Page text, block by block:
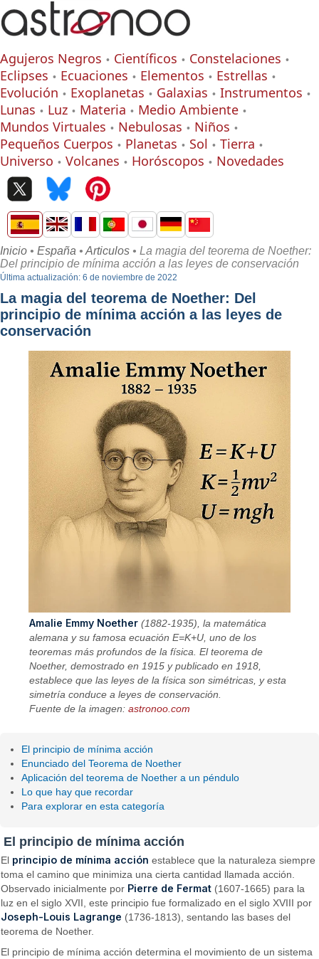
Agujeros Negros Científicos
Constelaciones
Eclipses
Ecuaciones Elementos
Estrellas
Evolución
Exoplanetas Galaxias
Instrumentos
Lunas
Luz Materia
Medio Ambiente
Mundos Virtuales
Nebulosas
Niños
Pequeños Cuerpos
Planetas Sol
Tierra
Universo
Volcanes Horóscopos Novedades
Inicio • España • Articulos • La magia del teorema de Noether:
Del principio de mínima acción a las leyes de conservación
Última actualización: 6 de noviembre de 2022
La magia del teorema de Noether: Del
principio de mínima acción a las leyes de
conservación
Amalie Emmy Noether (1882-1935), la matemática
alemana y su famosa ecuación E=K+U, uno de los
teoremas más profundos de la física. El teorema de
Noether, demostrado en 1915 y publicado en 1918,
establece que las leyes de la física son simétricas, y esta
simetría conduce a leyes de conservación.
Fuente de la imagen:astronoo.com
El principio de mínima acción
Enunciado del Teorema de Noether
Aplicación del teorema de Noether a un péndulo
Lo que hay que recordar
Para explorar en esta categoría
El principio de mínima acción
El principio de mínima acción establece que la naturaleza siempre
toma el camino que minimiza una cierta cantidad llamada acción.
Observado inicialmente por Pierre de Fermat (1607-1665) para la
luz en el siglo XVII, este principio fue formalizado en el siglo XVIII por
Joseph-Louis Lagrange (1736-1813), sentando las bases del
teorema de Noether.
El principio de mínima acción determina el movimiento de un sistema